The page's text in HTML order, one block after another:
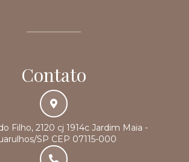
Contato
Filho, 2120 cj 1914c Jardim Maia -
SP CEP 07115-000